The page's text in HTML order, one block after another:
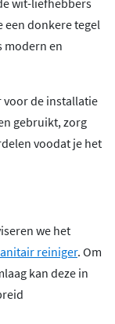
een donkere tegel
modern en
voor de installatie
gebruikt, zorg
voodat je het
we het
reiniger. Om
kan deze in